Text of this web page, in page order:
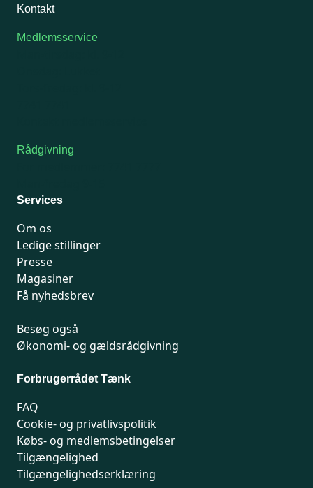
Kontakt
Medlemsservice
Rådgivning
Services
Om os
Ledige stillinger
Presse
Magasiner
Få nyhedsbrev
Besøg også
Økonomi- og gældsrådgivning
Forbrugerrådet Tænk
FAQ
Cookie- og privatlivspolitik
Købs- og medlemsbetingelser
Tilgængelighed
Tilgængelighedserklæring